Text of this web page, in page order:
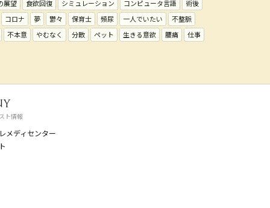
展望
食欲回復 シミュレーション コンピュータ言語
術後
コロナ
夢 鬱々 保育士 頻尿 一人でいたい
不整脈
不本意
やむなく 分散 ペット 生きる意欲 腰痛 仕事
ト情報
メディセンター